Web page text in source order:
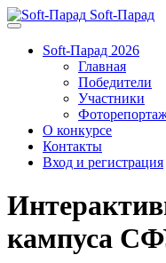
Soft-Парад
Soft-Парад 2026
Главная
Победители
Участники
О конкурсе
Контакты
Вход и регистрация
кампуса